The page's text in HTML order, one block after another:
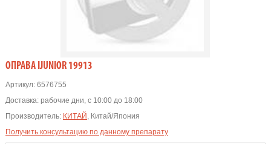
OПРАВА IJUNIOR 19913
Артикул:6576755
Доставка: рабочие дни, с 10:00 до 18:00
Производитель: КИТАЙ , Китай/Япония
Получить консультацию по данному препарату